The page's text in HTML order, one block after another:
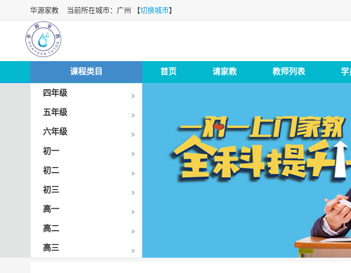
华源家教 当前所在城市：广州 【切换城市】
课程类目 首页 请家教 教师列表 学
四年级
五年级
六年级
初一
初二
初三
高一
高二
高三